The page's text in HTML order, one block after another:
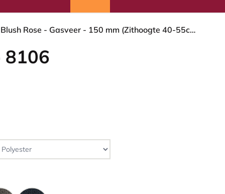
HÅG Capisco 8106 - Cura Loop (Gabriel) - Gerecycled Polyester - CLP60109 - Grey - Framekleur - Blush Rose - Gasveer - 150 mm (Zithoogte 40-55cm) - Vloercontact - Harde wielen t.b.v. zachte vloeren - Voetenring - Nee, geen voetenring - Voetster - Ja, vo...
8106